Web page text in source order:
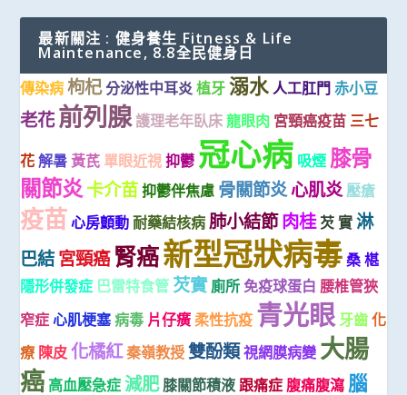
最新關注 : 健身養生 Fitness & Life
Maintenance, 8.8全民健身日
傳染病 枸杞分泌性中耳炎 植牙 溺水 人工肛門 赤小豆
老花前列腺護理老年臥床 龍眼肉 宮頸癌疫苗 三七
花 解暑 黃芪 單眼近視 抑鬱 冠心病 吸煙 膝骨
關節炎卡介苗 抑鬱伴焦慮 骨關節炎心肌炎 壓瘡
疫苗 心房顫動 耐藥結核病 肺小結節肉桂 芡 實 淋
巴結宮頸癌 腎癌新型冠狀病毒 桑 椹
隱形併發症 巴雷特食管 芡實 廁所 免疫球蛋白 腰椎管狹
窄症 心肌梗塞 病毒 片仔癀 柔性抗疫 青光眼牙齒 化
療 陳皮 化橘紅秦嶺教授 雙酚類視網膜病變 大腸
癌 高血壓急症 減肥膝關節積液 跟痛症 腹痛腹瀉 腦